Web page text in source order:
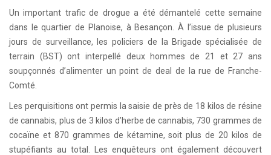
Un important trafic de drogue a été démantelé cette semaine
dans le quartier de Planoise, à Besançon. À l’issue de plusieurs
jours de surveillance, les policiers de la Brigade spécialisée de
terrain (BST) ont interpellé deux hommes de 21 et 27 ans
soupçonnés d’alimenter un point de deal de la rue de Franche-
Comté.
Les perquisitions ont permis la saisie de près de 18 kilos de résine
de cannabis, plus de 3 kilos d’herbe de cannabis, 730 grammes de
cocaïne et 870 grammes de kétamine, soit plus de 20 kilos de
stupéfiants au total. Les enquêteurs ont également découvert